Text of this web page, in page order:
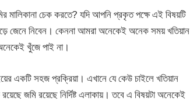
চেক করতে? যদি আপনি প্রকৃত পক্ষে এই বিষয়টি
জেনে নিবেন। কেননা আমরা অনেকেই অনেক সময় খতিয়ান
খুঁজে পাই না।
একটি সহজ প্রক্রিয়া। এখানে যে কেউ চাইলে খতিয়ান
জমি রয়েছে নির্দিষ্ট এলাকায়। তবে এ বিষয়টা অনেকেই